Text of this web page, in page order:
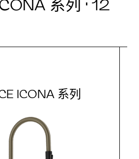
系列 · 12
ICONA 系列